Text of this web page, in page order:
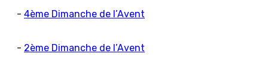
- 4ème Dimanche de l’Avent
- 2ème Dimanche de l’Avent